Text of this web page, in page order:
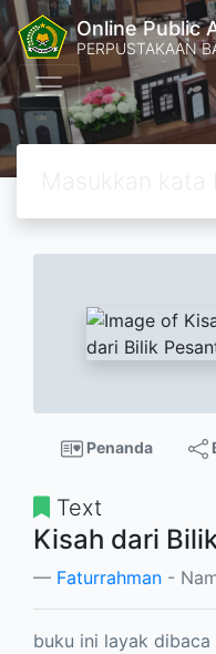
Online Public
PERPUSTAKAAN
Penanda
Text
Kisah dari
Faturrahman -
buku ini layak